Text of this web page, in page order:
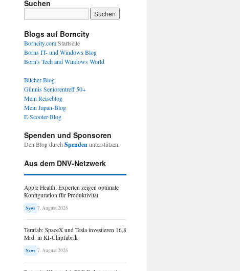
Suchen
Blogs auf Borncity
Borncity.comStartseite
Borns IT- und Windows Blog
Born's Tech and Windows World
Bücher-Blog
Günnis Seniorentreff 50+
Mein Reiseblog
Mein Japan-Blog
E-Scooter-Blog
Spenden und Sponsoren
Den Blog durch Spendenunterstützen.
Aus dem DNV-Netzwerk
Apple Health: Experten zeigen optimale
Konfiguration für Produktivität
News 7. August 2026
Terafab: SpaceX und Tesla investieren 16,8
Mrd. in KI-Chipfabrik
News 7. August 2026